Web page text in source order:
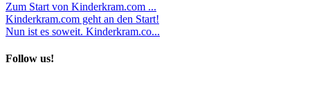
Zum Start von Kinderkram.com ...
Kinderkram.com geht an den Start!
Nun ist es soweit. Kinderkram.co...
Follow us!